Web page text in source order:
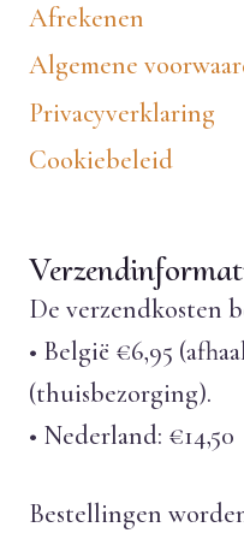
Afrekenen
Algemene
Privacyverklaring
Cookiebeleid
De verzendkosten
• België €6,95
(thuisbezorging).
• Nederland: €14,50
Bestellingen